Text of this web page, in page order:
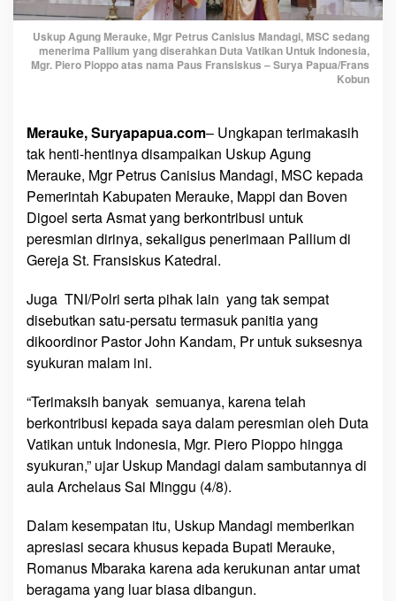
k
e
:
r
i
m
a
k
a
s
h
B
a
y
k
’
Uskup Agung Merauke, Mgr Petrus Canisius Mandagi, MSC sedang
menerima Pallium yang diserahkan Duta Vatikan Untuk Indonesia,
Mgr. Piero Pioppo atas nama Paus Fransiskus – Surya Papua/Frans
Kobun
Merauke, Suryapapua.com– Ungkapan terimakasih
tak henti-hentinya disampaikan Uskup Agung
Merauke, Mgr Petrus Canisius Mandagi, MSC kepada
Pemerintah Kabupaten Merauke, Mappi dan Boven
Digoel serta Asmat yang berkontribusi untuk
peresmian dirinya, sekaligus penerimaan Pallium di
Gereja St. Fransiskus Katedral.
Juga TNI/Polri serta pihak lain yang tak sempat
disebutkan satu-persatu termasuk panitia yang
dikoordinor Pastor John Kandam, Pr untuk suksesnya
syukuran malam ini.
“Terimaksih banyak semuanya, karena telah
berkontribusi kepada saya dalam peresmian oleh Duta
Vatikan untuk Indonesia, Mgr. Piero Pioppo hingga
syukuran,” ujar Uskup Mandagi dalam sambutannya di
aula Archelaus Sai Minggu (4/8).
Dalam kesempatan itu, Uskup Mandagi memberikan
apresiasi secara khusus kepada Bupati Merauke,
Romanus Mbaraka karena ada kerukunan antar umat
beragama yang luar biasa dibangun.